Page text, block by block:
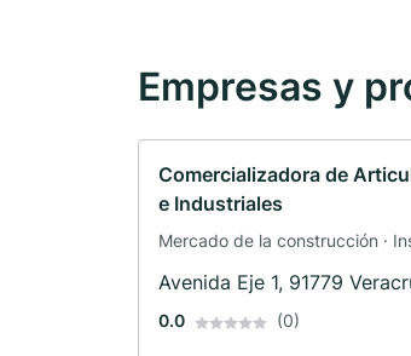
Empresas y
Comercializadora de
e Industriales
Mercado de la construcción ·
Renovación
Avenida Eje 1, 91779
0.0 (0)